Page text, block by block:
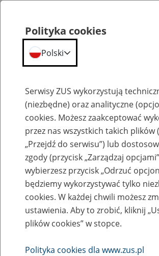
Szkolenia
Zaproś ZUS do siebie: eZUS,
rezerwowane, e-wizyty,
Rodzaj wydarzenia
Polityka cookies
Polski
Serwisy ZUS wykorzystują
(niezbędne) oraz analityczne
cookies. Możesz zaakceptować
przez nas wszystkich takich plików
„Przejdź do serwisu”) lub
zgody (przycisk „Zarządzaj
wybierzesz przycisk „Odrzuć
będziemy wykorzystywać tylko
cookies. W każdej chwili możesz
ustawienia. Aby to zrobić, kliknij
plików cookies” w stopce.
Polityka cookies dla www.zus.pl